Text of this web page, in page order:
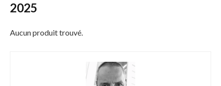
2025
Aucun produit trouvé.